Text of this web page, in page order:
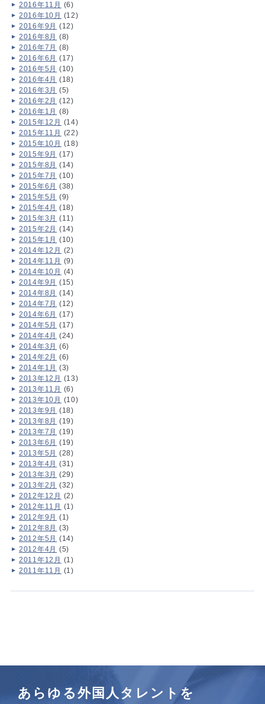
2016年11月 (6)
2016年10月 (12)
2016年9月 (12)
2016年8月 (8)
2016年7月 (8)
2016年6月 (17)
2016年5月 (10)
2016年4月 (18)
2016年3月 (5)
2016年2月 (12)
2016年1月 (8)
2015年12月 (14)
2015年11月 (22)
2015年10月 (18)
2015年9月 (17)
2015年8月 (14)
2015年7月 (10)
2015年6月 (38)
2015年5月 (9)
2015年4月 (18)
2015年3月 (11)
2015年2月 (14)
2015年1月 (10)
2014年12月 (2)
2014年11月 (9)
2014年10月 (4)
2014年9月 (15)
2014年8月 (14)
2014年7月 (12)
2014年6月 (17)
2014年5月 (17)
2014年4月 (24)
2014年3月 (6)
2014年2月 (6)
2014年1月 (3)
2013年12月 (13)
2013年11月 (6)
2013年10月 (10)
2013年9月 (18)
2013年8月 (19)
2013年7月 (19)
2013年6月 (19)
2013年5月 (28)
2013年4月 (31)
2013年3月 (29)
2013年2月 (32)
2012年12月 (2)
2012年11月 (1)
2012年9月 (1)
2012年8月 (3)
2012年5月 (14)
2012年4月 (5)
2011年12月 (1)
2011年11月 (1)
あらゆる外国人タレントを